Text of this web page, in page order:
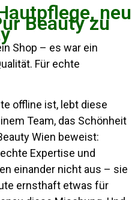
neu
Beauty zu
Shop – es war ein
Für echte
offline ist, lebt diese
Team, das Schönheit
Wien beweist:
Expertise und
einander nicht aus – sie
ernsthaft etwas für